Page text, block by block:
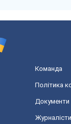
Команда
Політика
Документи